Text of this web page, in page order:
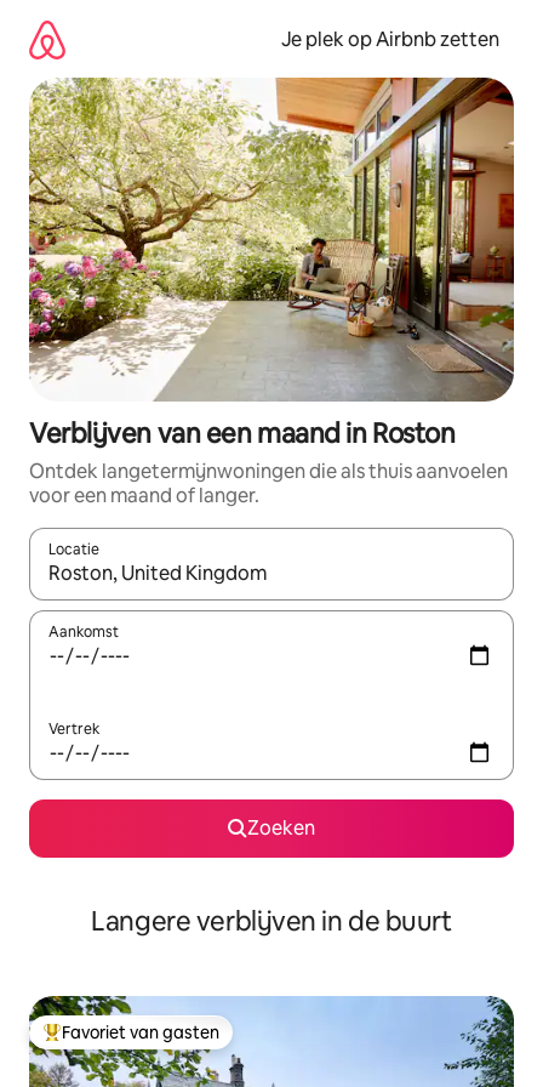
direct
naar
inhoud
Je plek op Airbnb zetten
Verblijven van een maand in Roston
Ontdek langetermijnwoningen die als thuis aanvoelen
voor een maand of langer.
Locatie
Wanneer er resultaten beschikbaar zijn, maak je een keuze
Aankomst
Vertrek
Zoeken
Langere verblijven in de buurt
Topfavoriet van gasten
Favoriet van gasten